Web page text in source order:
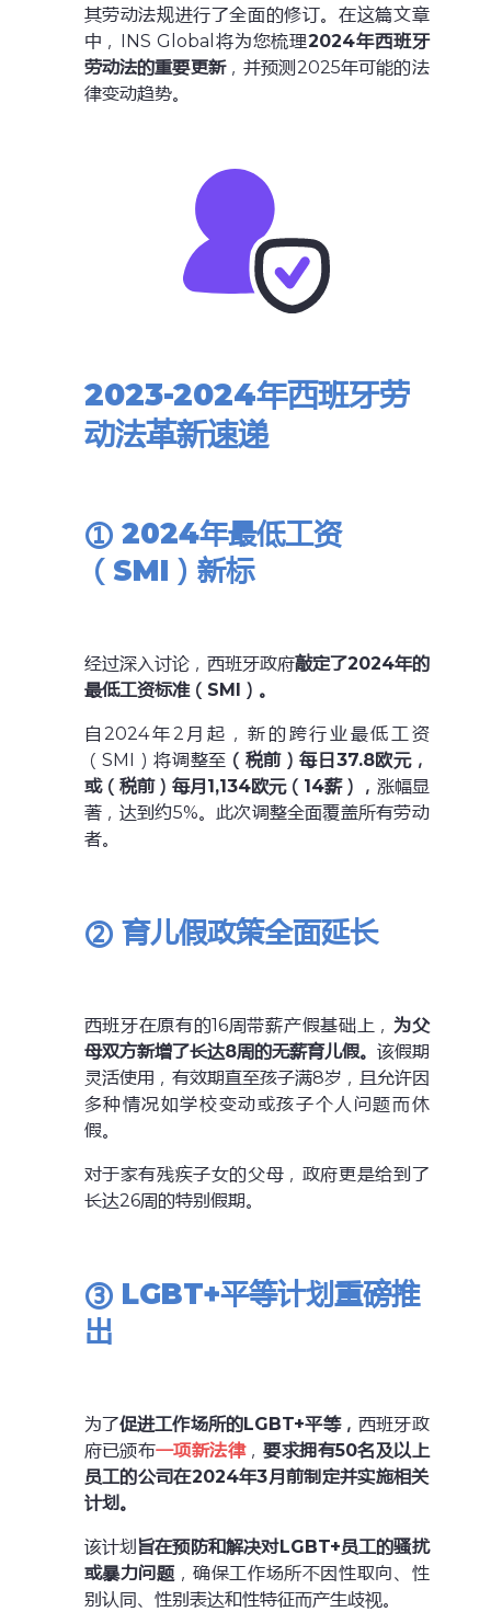
其劳动法规进行了全面的修订。在这篇文章
中，INS Global将为您梳理2024年西班牙
劳动法的重要更新，并预测2025年可能的法
律变动趋势。
2023-2024年西班牙劳
动法革新速递
① 2024年最低工资
（SMI）新标
经过深入讨论，西班牙政府敲定了2024年的
最低工资标准（SMI）。
自2024年2月起，新的跨行业最低工资
（SMI）将调整至 （税前）每日37.8欧元，
或（税前）每月1,134欧元（14薪）， 涨幅显
著，达到约5%。此次调整全面覆盖所有劳动
者。
② 育儿假政策全面延长
西班牙在原有的16周带薪产假基础上， 为父
母双方新增了长达8周的无薪育儿假。 该假期
灵活使用，有效期直至孩子满8岁，且允许因
多种情况如学校变动或孩子个人问题而休
假。
对于家有残疾子女的父母，政府更是给到了
长达26周的特别假期。
③ LGBT+平等计划重磅推
出
为了促进工作场所的LGBT+平等， 西班牙政
府已颁布一项新法律，要求拥有50名及以上
员工的公司在2024年3月前制定并实施相关
计划。
该计划 旨在预防和解决对LGBT+员工的骚扰
或暴力问题 ，确保工作场所不因性取向、性
别认同、性别表达和性特征而产生歧视。